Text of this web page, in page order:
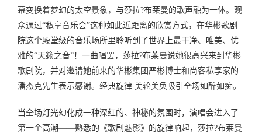
幕变换着梦幻的太空景象，与莎拉?布莱曼的歌声融为一体。观
众通过“私享音乐会”这种如此近距离的欣赏方式，在华彬歌剧
院这个殿堂级的音乐场所里聆听到了世界上最干净、唯美、优
雅的“天籁之音”！一曲唱罢，莎拉?布莱曼说她很高兴来到华彬
歌剧院，并对邀请她前来的华彬集团严彬博士和尚客私享家的
潘杰克先生表示感谢。经典旋律 美轮美奂吸引全场如醉如痴。
当全场灯光幻化成一种深红的、神秘的氛围时，演唱会进入了
第一个高潮——熟悉的《歌剧魅影》的旋律响起，莎拉?布莱曼